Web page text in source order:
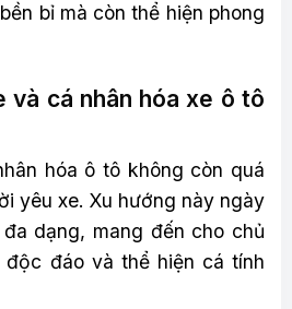
bỉ mà còn thể hiện phong
và cá nhân hóa xe ô tô
hóa ô tô không còn quá
yêu xe. Xu hướng này ngày
dạng, mang đến cho chủ
đáo và thể hiện cá tính